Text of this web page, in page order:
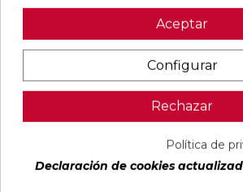
ALLISON
BLANCO
RECTIFICADO
PVP
OIKOS GOLD
PULIDO
30X60
RECTIFICADO
PVP
OIKOS
PULIDO
30X60
77485414
PVP
35,15 €
Aceptar
Configurar
Rechazar
Política de
Declaración de cookies